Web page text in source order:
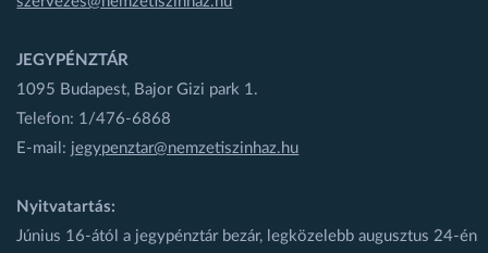
JEGYPÉNZTÁR
1095 Budapest, Bajor Gizi park 1.
Telefon: 1/476-6868
E-mail: jegypenztar@nemzetiszinhaz.hu
Nyitvatartás:
Június 16-ától a jegypénztár bezár, legközelebb augusztus 24-én